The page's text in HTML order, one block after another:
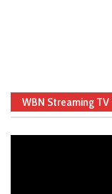
WBN Streaming TV